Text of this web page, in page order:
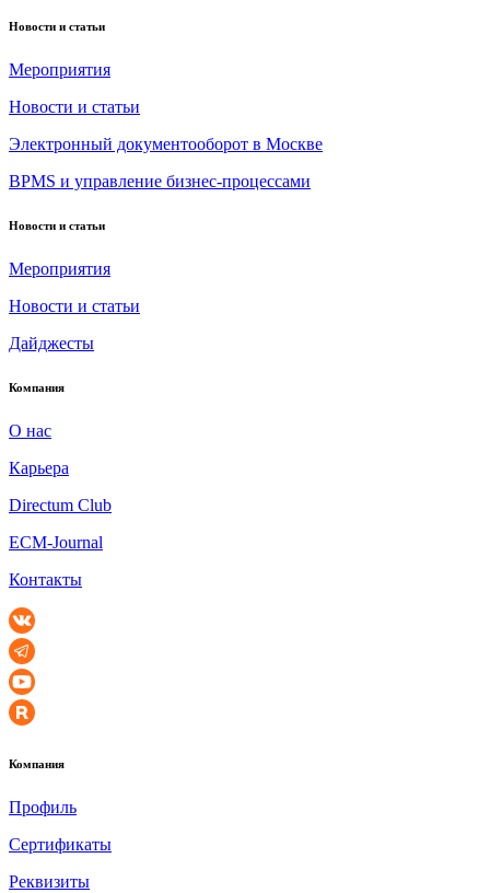
Новости и статьи
Мероприятия
Новости и статьи
Электронный документооборот в Москве
BPMS и управление бизнес-процессами
Новости и статьи
Мероприятия
Новости и статьи
Дайджесты
Компания
О нас
Карьера
Directum Club
ECM-Journal
Контакты
Компания
Профиль
Сертификаты
Реквизиты